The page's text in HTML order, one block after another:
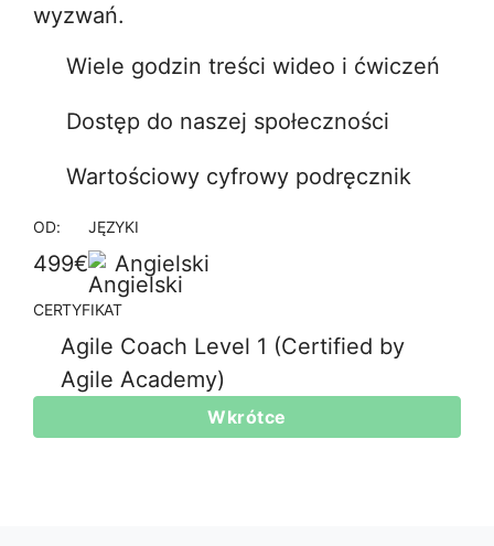
wyzwań.
Wiele godzin treści wideo i ćwiczeń
Dostęp do naszej społeczności
Wartościowy cyfrowy podręcznik
OD:
499€
JĘZYKI
Angielski
CERTYFIKAT
Agile Coach Level 1 (Certified by
Agile Academy)
Wkrótce